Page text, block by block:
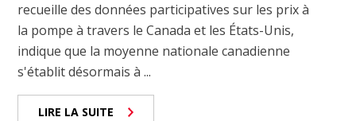
recueille des données participatives sur les prix à
la pompe à travers le Canada et les États-Unis,
indique que la moyenne nationale canadienne
s'établit désormais à ...
LIRE LA SUITE